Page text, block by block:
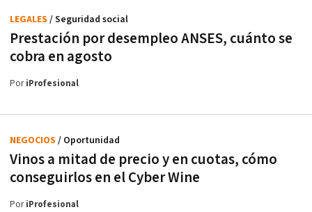
Prestación por desempleo ANSES, cuánto se
cobra en agosto
LEGALES / Seguridad social
PoriProfesional
Vinos a mitad de precio y en cuotas, cómo
conseguirlos en el Cyber Wine
NEGOCIOS / Oportunidad
PoriProfesional